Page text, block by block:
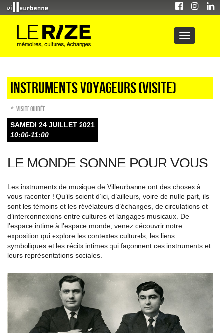
Instruments voyageurs (visite)
_* Visite guidée
SAMEDI 24 JUILLET 2021
10:00-11:00
LE MONDE SONNE POUR VOUS
Les instruments de musique de Villeurbanne ont des choses à
vous raconter ! Qu’ils soient d’ici, d’ailleurs, voire de nulle part, ils
sont les témoins et les révélateurs d’échanges, de circulations et
d’interconnexions entre cultures et langages musicaux. De
l’espace intime à l’espace monde, venez découvrir notre
exposition qui explore les contextes culturels, les liens
symboliques et les récits intimes qui façonnent ces instruments et
leurs représentations sociales.